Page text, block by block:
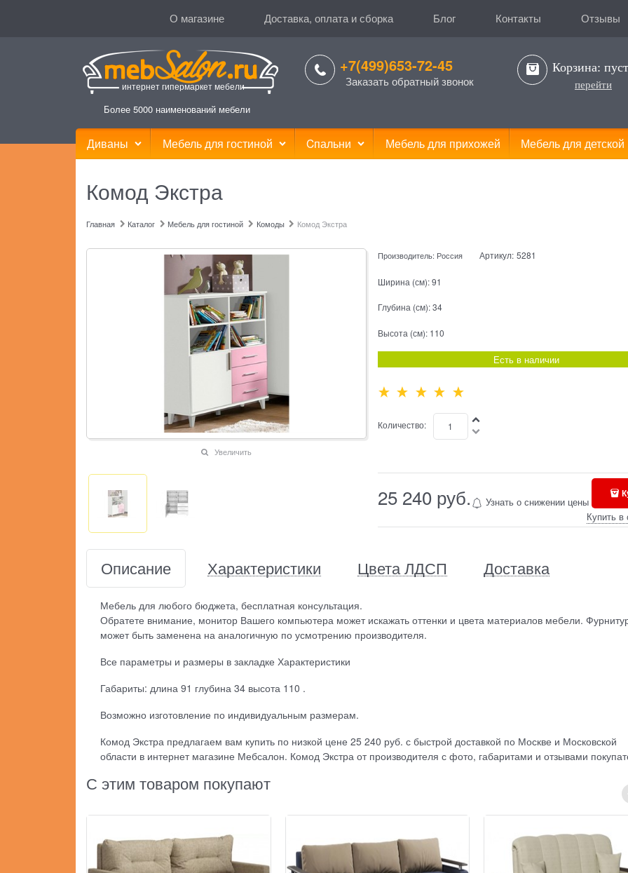
О магазине Доставка, оплата и сборка Блог Контакты Отзывы
интернет гипермаркет мебели
Более 5000 наименований мебели
+7(499)653-72-45
Заказать обратный звонок
Корзина:
перейти
Диваны Мебель для гостиной Cпальни Мебель для прихожей Мебель для детской
Комод Экстра
Главная Каталог Мебель для гостиной Комоды Комод Экстра
Увеличить
Производитель: Россия Артикул: 5281
Ширина (см):91
Глубина (см):34
Высота (см): 110
Есть в наличии
Количество:
25 240 руб. Узнать о снижении цены
Купить в
Описание Характеристики Цвета ЛДСП Доставка
Мебель для любого бюджета, бесплатная консультация.
Обратете внимание, монитор Вашего компьютера может искажать оттенки и цвета материалов мебели.
может быть заменена на аналогичную по усмотрению производителя.
Все параметры и размеры в закладке Характеристики
Габариты: длина 91 глубина 34 высота 110 .
Возможно изготовление по индивидуальным размерам.
Комод Экстра предлагаем вам купить по низкой цене 25 240 руб. с быстрой доставкой по Москве и Московской
области в интернет магазине Мебсалон. Комод Экстра от производителя с фото, габаритами и отзывами
С этим товаром покупают